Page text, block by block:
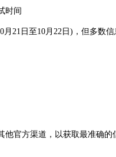
日至10月22日)，但多数信
官方渠道，以获取最准确的